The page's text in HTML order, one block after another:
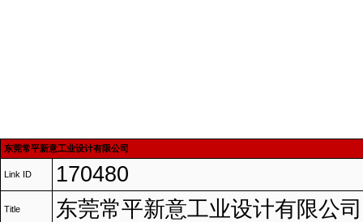
东莞常平新意工业设计有限公司
Link ID 170480
Title 东莞常平新意工业设计有限公司